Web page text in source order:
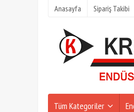
Anasayfa Sipariş Takibi
Tüm Kategoriler